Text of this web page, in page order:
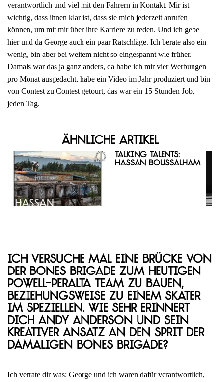
verantwortlich und viel mit den Fahrern in Kontakt. Mir ist
wichtig, dass ihnen klar ist, dass sie mich jederzeit anrufen
können, um mit mir über ihre Karriere zu reden. Und ich gebe
hier und da George auch ein paar Ratschläge. Ich berate also ein
wenig, bin aber bei weitem nicht so eingespannt wie früher.
Damals war das ja ganz anders, da habe ich mir vier Werbungen
pro Monat ausgedacht, habe ein Video im Jahr produziert und bin
von Contest zu Contest getourt, das war ein 15 Stunden Job,
jeden Tag.
Ähnliche Artikel
Talking Talents:
Hassan Boussalham
Ich versuche mal eine Brücke von
der Bones Brigade zum heutigen
Powell-Peralta Team zu bauen,
beziehungsweise zu einem Skater
im Speziellen. Wie sehr erinnert
dich Andy Anderson und sein
kreativer Ansatz an den Sprit der
damaligen Bones Brigade?
Ich verrate dir was: George und ich waren dafür verantwortlich,